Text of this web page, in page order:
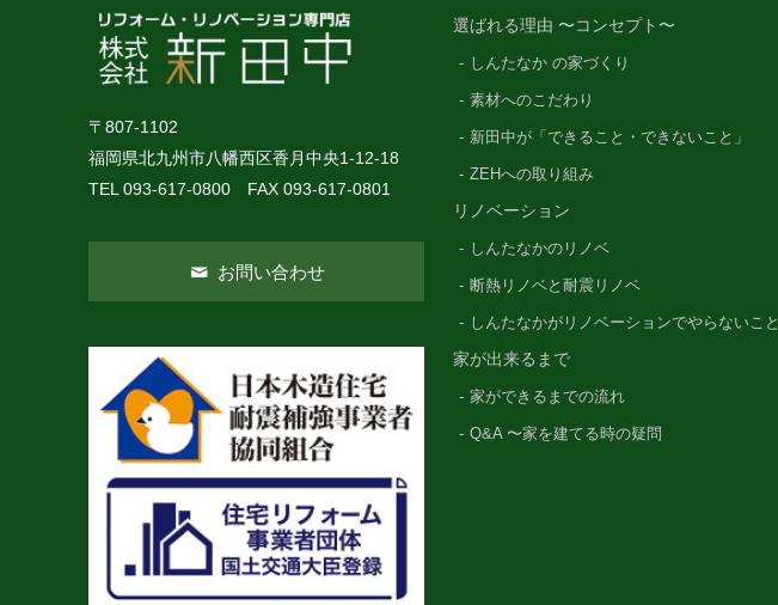
〒807-1102
福岡県北九州市八幡西区香月中央1-12-18
TEL 093-617-0800 FAX 093-617-0801
お問い合わせ
選ばれる理由 〜コンセプト〜
しんたなか の家づくり
素材へのこだわり
新田中が「できること・できないこと」
ZEHへの取り組み
リノベーション
しんたなかのリノベ
断熱リノベと耐震リノベ
しんたなかがリノベーションでやらないこと
家が出来るまで
家ができるまでの流れ
Q&A 〜家を建てる時の疑問